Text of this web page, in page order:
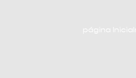
página Inicial